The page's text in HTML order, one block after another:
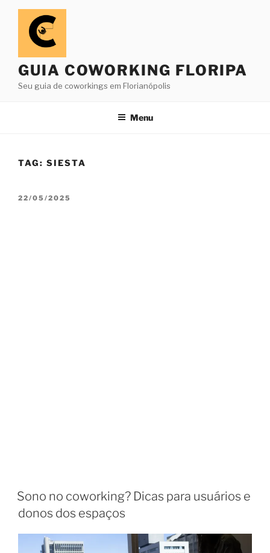
Pular
conteúdo
GUIA COWORKING FLORIPA
Seu guia de coworkings em Florianópolis
Menu
TAG: SIESTA
PUBLICADO
22/05/2025
Sono no coworking? Dicas para usuários e
donos dos espaços